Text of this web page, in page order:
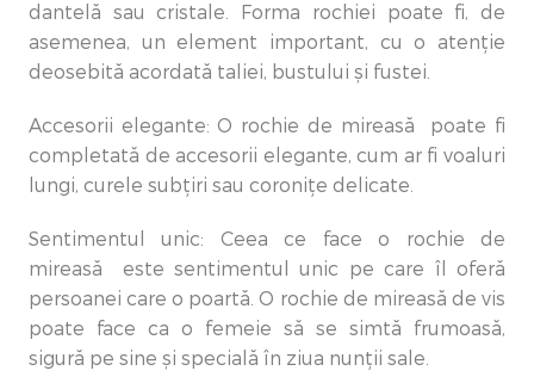
dantelă sau cristale. Forma rochiei poate fi, de
asemenea, un element important, cu o atenție
deosebită acordată taliei, bustului și fustei.
Accesorii elegante: O rochie de mireasă poate fi
completată de accesorii elegante, cum ar fi voaluri
lungi, curele subțiri sau coronițe delicate.
Sentimentul unic: Ceea ce face o rochie de
mireasă este sentimentul unic pe care îl oferă
persoanei care o poartă. O rochie de mireasă de vis
poate face ca o femeie să se simtă frumoasă,
sigură pe sine și specială în ziua nunții sale.